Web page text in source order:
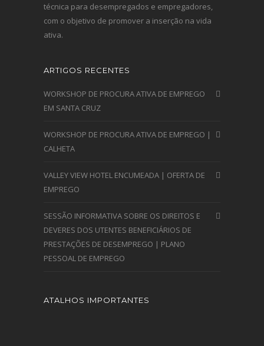
técnica para desempregados e empregadores,
com o objetivo de promover a inserção na vida
ativa.
ARTIGOS RECENTES
WORKSHOP DE PROCURA ATIVA DE EMPREGO
EM SANTA CRUZ
WORKSHOP DE PROCURA ATIVA DE EMPREGO |
CALHETA
VALLEY VIEW HOTEL ENCUMEADA | OFERTA DE
EMPREGO
SESSÃO INFORMATIVA SOBRE OS DIREITOS E
DEVERES DOS UTENTES BENEFICIÁRIOS DE
PRESTAÇÕES DE DESEMPREGO | PLANO
PESSOAL DE EMPREGO
ATALHOS IMPORTANTES